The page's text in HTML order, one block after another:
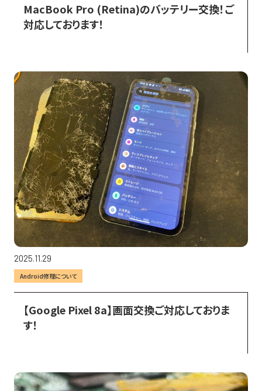
MacBook Pro (Retina)のバッテリー交換！ご
対応しております！
2025.11.29
Android修理について
【Google Pixel 8a】画面交換ご対応しておりま
す！